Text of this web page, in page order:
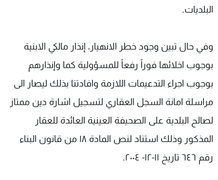
البلديات.
وفي حال تبين وجود خطر الانهيار، إنذار مالكي الابنية
بوجوب اخلائها فوراً رفعاً للمسؤولية كما وإنذارهم
بوجوب اجراء التدعيمات اللازمة وافادتنا بذلك ليصار الى
مراسلة امانة السجل العقاري لتسجيل اشارة دين ممتاز
لصالح البلدية على الصحيفة العينية العائدة للعقار
المذكور وذلك استناد لنص المادة ١٨ من قانون البناء
رقم ٦٤٦ تاريخ ١١-١٢- ٢٠٠٤.